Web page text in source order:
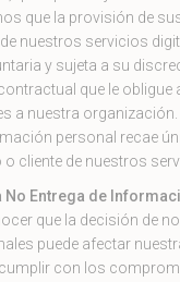
que la provisión de
nuestros servicios
y sujeta a su
que le obligue
a nuestra organización.
personal recae
cliente de nuestros
No Entrega de
que la decisión de
puede afectar
con los